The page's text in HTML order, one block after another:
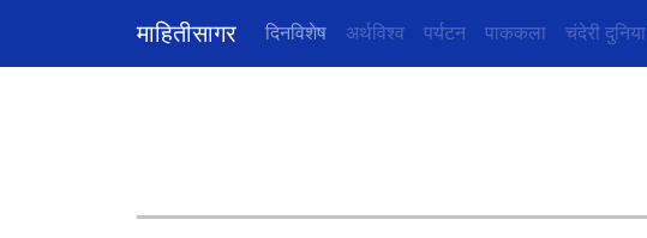
माहितीसागर दिनविशेष(current)
अर्थविश्व पर्यटन पाककला चंदेरी दुनिया